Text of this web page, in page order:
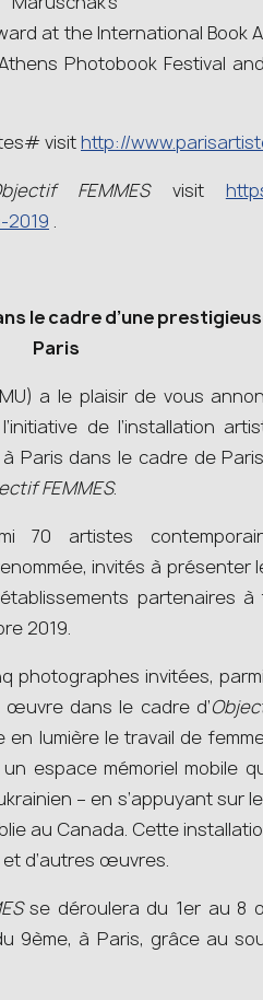
at the International Book
Photobook Festival
visithttp://
FEMMESvisit
2019 .
le cadred’une
Paris
a le plaisir de vous
de l’installation
Paris dans le cadre de
FEMMES.
70 artistes
invités à
partenaires à
2019.
photographes invitées,
dans le cadre d’
lumière le travail de
espace mémoriel mobile
– en s’appuyant sur
au Canada. Cette
et d’autres œuvres.
se déroulera du 1er au 8
9ème, à Paris, grâce au